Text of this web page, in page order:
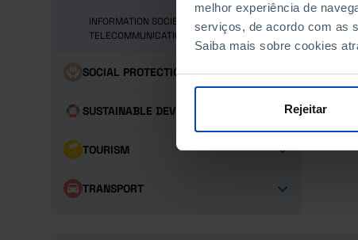
melhor experiência de
serviços, de acordo com as
Saiba mais sobre cookies
Rejeitar
INFORMATION SOCIETY AND
TELECOMMUNICATIONS
SOCIAL PROTECTION
SUSTAINABLE DEVELOPMENT GOALS
TOURISM
TRANSPORT